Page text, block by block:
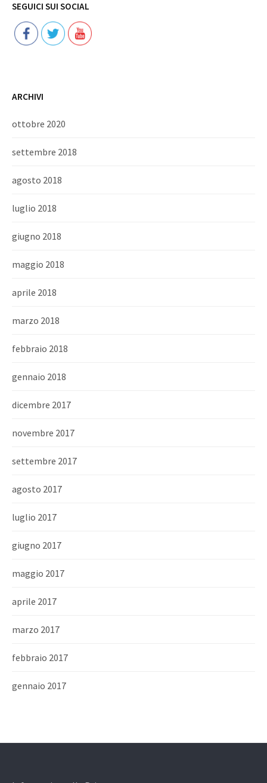
SEGUICI SUI SOCIAL
ARCHIVI
ottobre 2020
settembre 2018
agosto 2018
luglio 2018
giugno 2018
maggio 2018
aprile 2018
marzo 2018
febbraio 2018
gennaio 2018
dicembre 2017
novembre 2017
settembre 2017
agosto 2017
luglio 2017
giugno 2017
maggio 2017
aprile 2017
marzo 2017
febbraio 2017
gennaio 2017